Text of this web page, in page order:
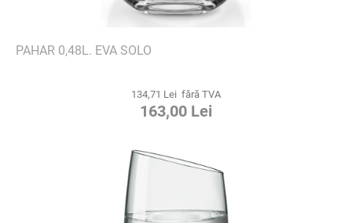
PAHAR 0,48L. EVA SOLO
134,71 Lei fără TVA
163,00 Lei